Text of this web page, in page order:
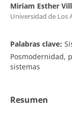
Miriam Esther
Universidad de Los
Palabras clave:
Posmodernidad,
sistemas
Resumen